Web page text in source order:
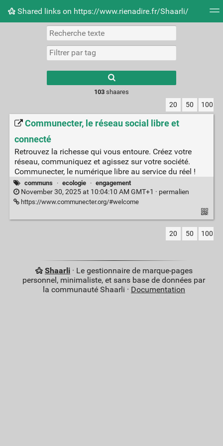
Shared links on https://www.rienadire.fr/Shaarli/
Nuage de tags Quotidien
results.
103shaares
20 50 100
Communecter, le réseau social libre et
connecté
Retrouvez la richesse qui vous entoure. Créez votre
réseau, communiquez et agissez sur votre société.
Communecter, le numérique libre au service du réel !
communs · ecologie · engagement
November 30, 2025 at 10:04:10 AM GMT+1 · permalien
https://www.communecter.org/#welcome
20 50 100
Shaarli· Le gestionnaire de marque-pages
personnel, minimaliste, et sans base de données par
la communauté Shaarli · Documentation